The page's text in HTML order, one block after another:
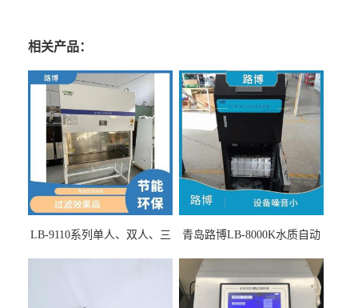
相关产品：
LB-9110系列单人、双人、三
青岛路博LB-8000K水质自动